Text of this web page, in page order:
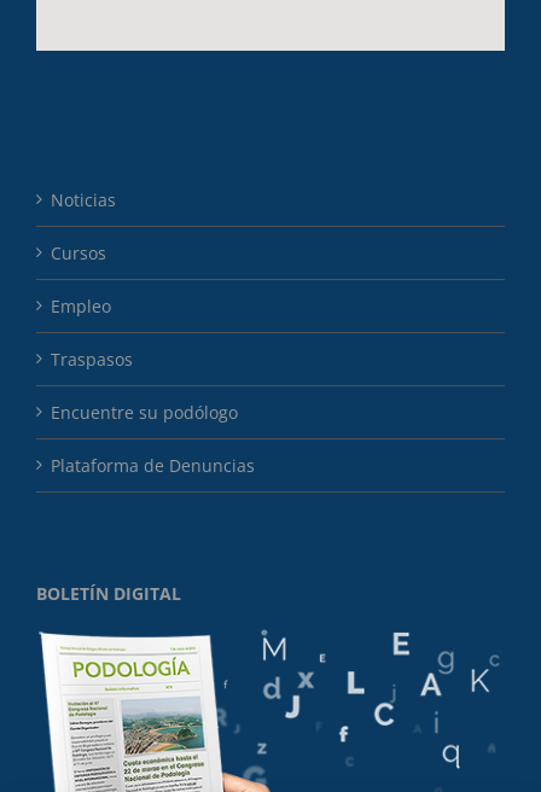
Noticias
Cursos
Empleo
Traspasos
Encuentre su podólogo
Plataforma de Denuncias
BOLETÍN DIGITAL